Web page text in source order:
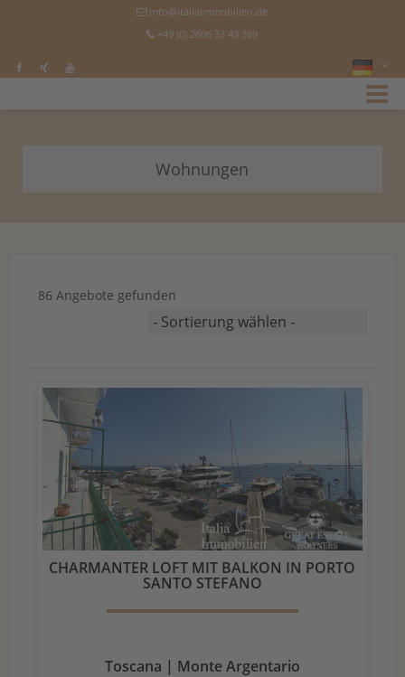
info@italiaimmobilien.de
+49 (0) 2606 33 43 399
Wohnungen
86 Angebote gefunden
CHARMANTER LOFT MIT BALKON IN PORTO
SANTO STEFANO
Toscana | Monte Argentario